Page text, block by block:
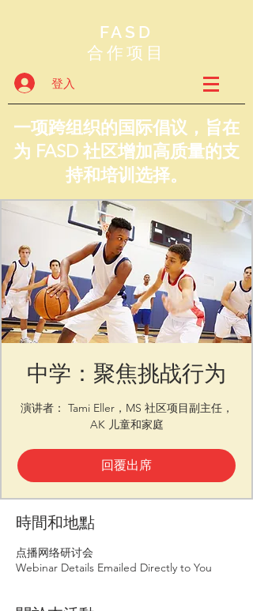
FASD
合作项目
登入
一项跨组织的国际倡议，旨在
为 FASD 社区增加高质量的支
持和培训选择。
中学：聚焦挑战行为
演讲者： Tami Eller，MS 社区项目副主任，
AK 儿童和家庭
回覆出席
時間和地點
点播网络研讨会
Webinar Details Emailed Directly to You